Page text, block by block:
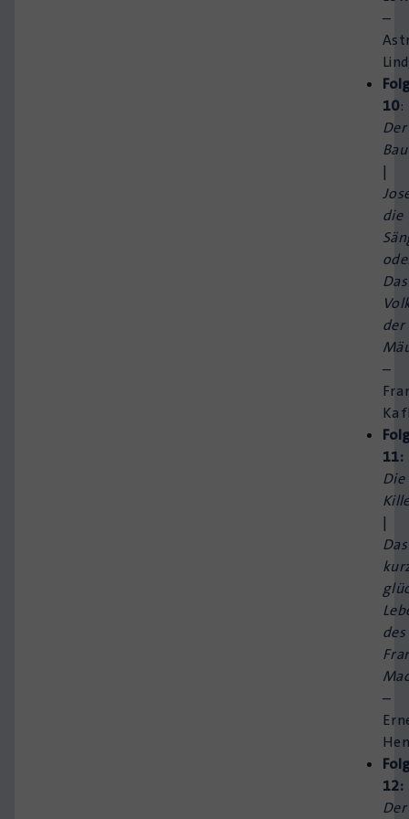
–
10:
Der
Bau
|
die
Das
der
–
11:
Die
|
Das
des
–
12:
Der